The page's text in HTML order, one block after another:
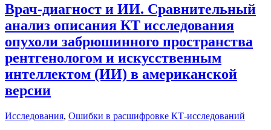
Врач-диагност и ИИ. Сравнительный
анализ описания КТ исследования
опухоли забрюшинного пространства
рентгенологом и искусственным
интеллектом (ИИ) в американской
версии
Исследования, Ошибки в расшифровке КТ-исследований